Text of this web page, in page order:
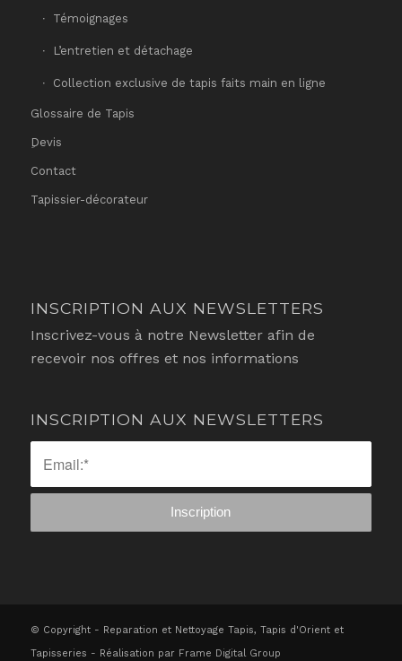
Témoignages
L’entretien et détachage
Collection exclusive de tapis faits main en ligne
Glossaire de Tapis
ِDevis
Contact
Tapissier-décorateur
INSCRIPTION AUX NEWSLETTERS
Inscrivez-vous à notre Newsletter afin de
recevoir nos offres et nos informations
INSCRIPTION AUX NEWSLETTERS
© Copyright - Reparation et Nettoyage Tapis, Tapis d'Orient et
Tapisseries - Réalisation par Frame Digital Group